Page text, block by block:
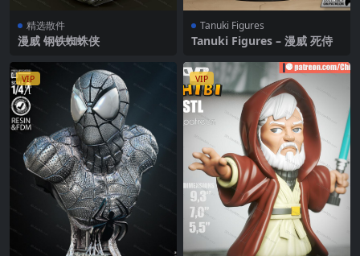
精选散件
漫威 钢铁蜘蛛侠
Tanuki Figures
Tanuki Figures – 漫威 死侍
VIP VIP